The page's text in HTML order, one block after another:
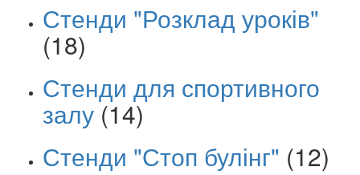
Стенди "Розклад уроків"
(18)
Стенди для спортивного
залу(14)
Стенди "Стоп булінг" (12)